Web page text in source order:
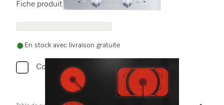
Fiche produit
En stock avec livraison gratuite
Comparer